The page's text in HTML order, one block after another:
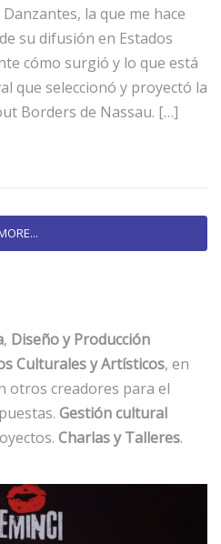
la que me hace
su difusión en Estados
cómo surgió y lo que está
que seleccionó y proyectó la
Borders de Nassau. […]
, Diseño y Producción
Culturales y Artísticos, en
otros creadores para el
Gestión cultural
Charlas y Talleres.